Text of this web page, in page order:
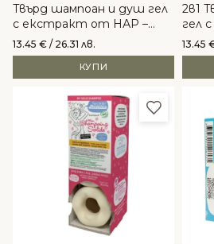
Твърд шампоан и душ гел
с екстракт от НАР –
Biofficina Toscana
13.45 € / 26.31 лв.
КУПИ
2в1
гел
13.45
Добави